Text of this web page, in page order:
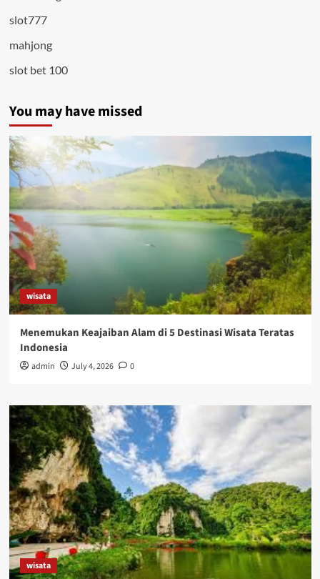
slot777
mahjong
slot bet 100
You may have missed
wisata
Menemukan Keajaiban Alam di 5 Destinasi Wisata Teratas
Indonesia
admin July 4, 2026 0
wisata